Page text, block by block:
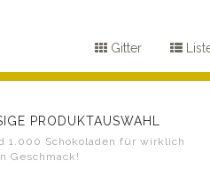
Gitter
PRODUKTAUSWAHL
1.000 Schokoladen für wirklich
Geschmack!